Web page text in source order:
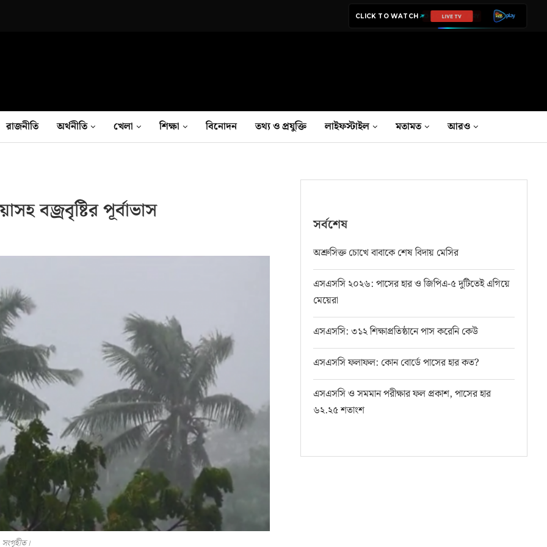
CLICK TO WATCH LIVE TV
রাজনীতি অর্থনীতি খেলা শিক্ষা বিনোদন তথ‍্য ও প্রযুক্তি লাইফস্টাইল মতামত আরও
বজ্রবৃষ্টির পূর্বাভাস সর্বশেষ
অশ্রুসিক্ত চোখে বাবাকে শেষ বিদায় মেসির
এসএসসি ২০২৬: পাসের হার ও জিপিএ-৫ দুটিতেই এগিয়ে
মেয়েরা
এসএসসি: ৩১২ শিক্ষাপ্রতিষ্ঠানে পাস করেনি কেউ
এসএসসি ফলাফল: কোন বোর্ডে পাসের হার কত?
এসএসসি ও সমমান পরীক্ষার ফল প্রকাশ, পাসের হার
৬২.২৫ শতাংশ